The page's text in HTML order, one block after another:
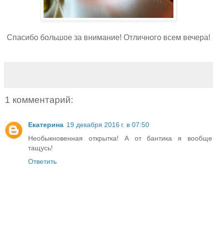
Спасибо большое за внимание! Отличного всем вечера!
1 комментарий:
Екатерина 19 декабря 2016 г. в 07:50
Необыкновенная открытка! А от бантика я вообще
тащусь!
Ответить